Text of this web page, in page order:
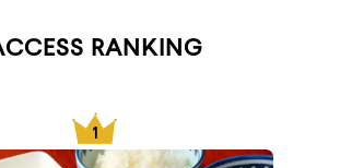
RANKING